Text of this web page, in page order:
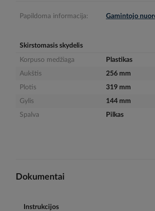
Papildoma informacija: Gamintojo
Skirstomasis skydelis
Korpuso medžiaga
Plastikas
Aukštis
256 mm
Plotis
319 mm
Gylis
144 mm
Spalva
Pilkas
Dokumentai
Instrukcijos